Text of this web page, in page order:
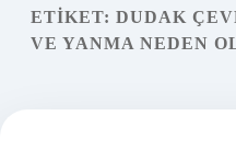
Yasal Uyarı
ETIKET: DUDAK
VE YANMA NEDEN